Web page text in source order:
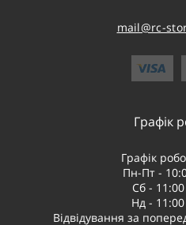
mail@rc-
Графік
Графік
Пн-Пт -
Сб -
Нд -
Відвідування за